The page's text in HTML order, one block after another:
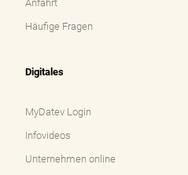
Anfahrt
Häufige Fragen
Digitales
MyDatev Login
Infovideos
Unternehmen online